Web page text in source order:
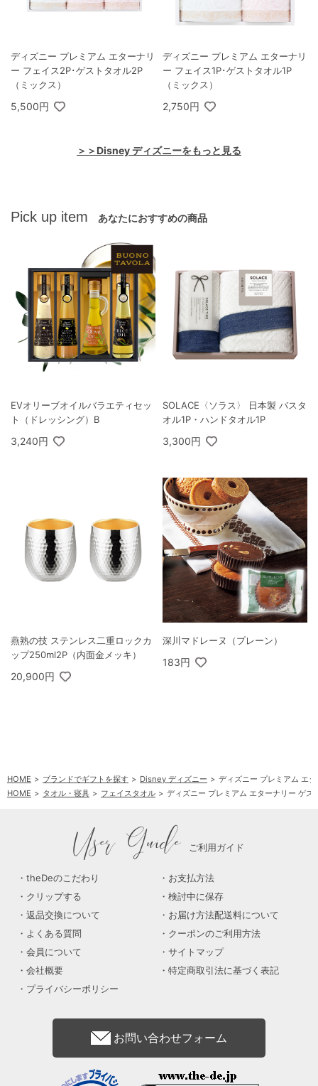
ディズニー プレミアム エターナリ
ー フェイス2P･ゲストタオル2P
（ミックス）
5,500円
ディズニー プレミアム エターナリ
ー フェイス1P･ゲストタオル1P
（ミックス）
2,750円
＞＞Disney ディズニーをもっと見る
Pick up item あなたにおすすめの商品
EVオリーブオイルバラエティセッ
ト（ドレッシング）B
3,240円
SOLACE〈ソラス〉 日本製 バスタ
オル1P・ハンドタオル1P
3,300円
燕熟の技 ステンレス二重ロックカ
ップ250ml2P（内面金メッキ）
20,900円
深川マドレーヌ（プレーン）
183円
HOME ブランドでギフトを探す Disney ディズニー
ディズニー プレミアム エ
HOME
タオル・寝具 フェイスタオル ディズニー プレミアム エターナリー ゲス
User Guide ご利用ガイド
theDeのこだわり
お支払方法
クリップする
検討中に保存
返品交換について
お届け方法配送料について
よくある質問
クーポンのご利用方法
会員について
サイトマップ
会社概要
特定商取引法に基づく表記
プライバシーポリシー
お問い合わせフォーム